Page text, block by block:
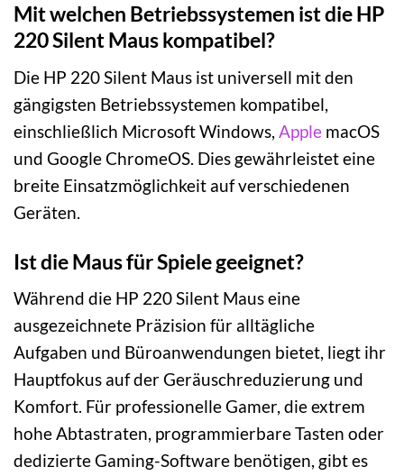
Mit welchen Betriebssystemen ist die HP
220 Silent Maus kompatibel?
Die HP 220 Silent Maus ist universell mit den
gängigsten Betriebssystemen kompatibel,
einschließlich Microsoft Windows, Apple macOS
und Google ChromeOS. Dies gewährleistet eine
breite Einsatzmöglichkeit auf verschiedenen
Geräten.
Ist die Maus für Spiele geeignet?
Während die HP 220 Silent Maus eine
ausgezeichnete Präzision für alltägliche
Aufgaben und Büroanwendungen bietet, liegt ihr
Hauptfokus auf der Geräuschreduzierung und
Komfort. Für professionelle Gamer, die extrem
hohe Abtastraten, programmierbare Tasten oder
dedizierte Gaming-Software benötigen, gibt es